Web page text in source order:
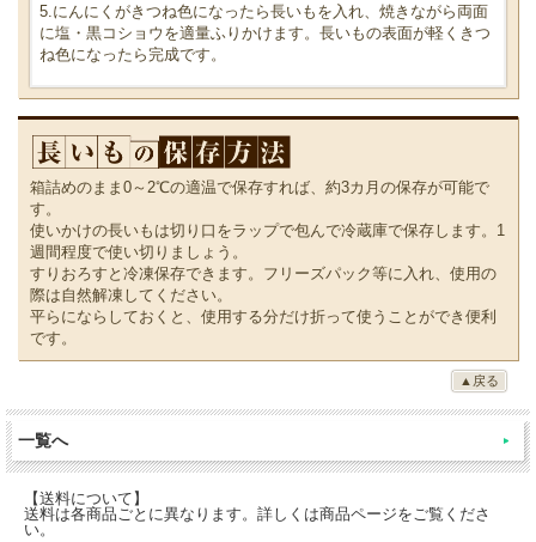
5.にんにくがきつね色になったら長いもを入れ、焼きながら両面
に塩・黒コショウを適量ふりかけます。長いもの表面が軽くきつ
ね色になったら完成です。
箱詰めのまま0～2℃の適温で保存すれば、約3カ月の保存が可能で
す。
使いかけの長いもは切り口をラップで包んで冷蔵庫で保存します。1
週間程度で使い切りましょう。
すりおろすと冷凍保存できます。フリーズパック等に入れ、使用の
際は自然解凍してください。
平らにならしておくと、使用する分だけ折って使うことができ便利
です。
▲戻る
一覧へ
【送料について】
送料は各商品ごとに異なります。詳しくは商品ページをご覧くださ
い。